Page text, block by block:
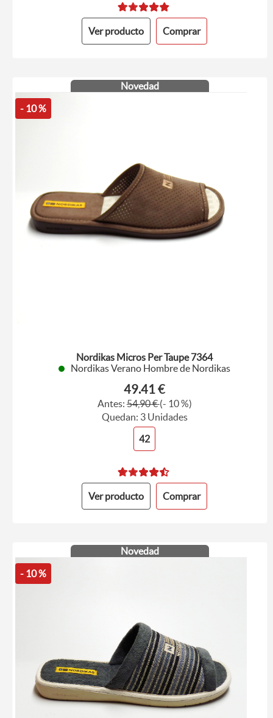
Ver producto Comprar
Novedad
- 10 %
Nordikas Micros Per Taupe 7364
Nordikas Verano Hombre de Nordikas
49.41 €
Antes:54,90 €(- 10 %)
Quedan: 3 Unidades
42
Ver producto Comprar
Novedad
- 10 %